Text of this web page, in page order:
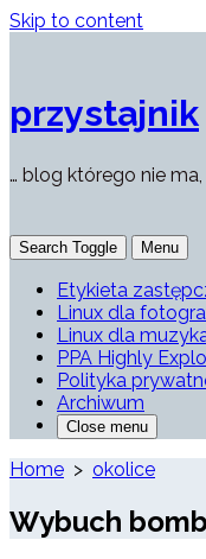
Skip to content
przystajnik
… blog którego nie
Search Toggle Menu
Etykieta
Linux dla
Linux dla
PPA Highly
Polityka
Archiwum
Close menu
Home > okolice
Wybuch